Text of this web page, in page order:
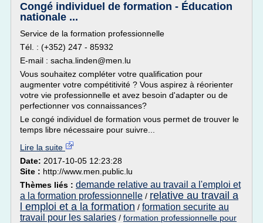
Congé individuel de formation - Éducation
nationale ...
Service de la formation professionnelle
Tél. : (+352) 247 - 85932
E-mail : sacha.linden@men.lu
Vous souhaitez compléter votre qualification pour
augmenter votre compétitivité ? Vous aspirez à réorienter
votre vie professionnelle et avez besoin d'adapter ou de
perfectionner vos connaissances?
Le congé individuel de formation vous permet de trouver le
temps libre nécessaire pour suivre...
Lire la suite
Date: 2017-10-05 12:23:28
Site : http://www.men.public.lu
Thèmes liés : demande relative au travail a l'emploi et
a la formation professionnelle / relative au travail a
l emploi et a la formation / formation securite au
travail pour les salaries / formation professionnelle pour